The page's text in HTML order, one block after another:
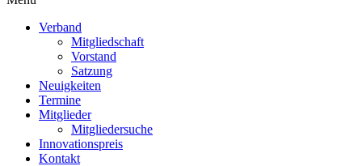
Verband
Mitgliedschaft
Vorstand
Satzung
Neuigkeiten
Termine
Mitglieder
Mitgliedersuche
Innovationspreis
Kontakt